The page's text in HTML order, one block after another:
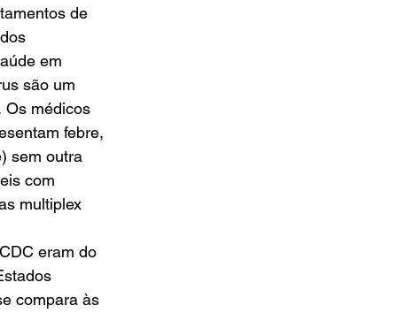
de
em
são um
Os médicos
febre,
sem outra
com
multiplex
eram do
compara às